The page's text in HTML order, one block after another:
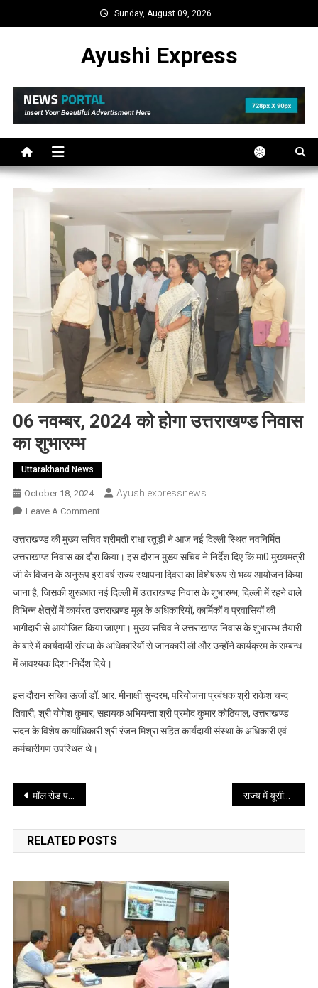
to
Sunday, August 09, 2026
Ayushi Express
06 नवम्बर, 2024 को होगा उत्तराखण्ड निवास
का शुभारम्भ
Uttarakhand News
October 18, 2024 Ayushiexpressnews
Leave A CommentOn
नवम्बर,
2024
को
होगा
उत्तराखण्ड
निवास
का
शुभारम्भ
उत्तराखण्ड की मुख्य सचिव श्रीमती राधा रतूड़ी ने आज नई दिल्ली स्थित नवनिर्मित
उत्तराखण्ड निवास का दौरा किया। इस दौरान मुख्य सचिव ने निर्देश दिए कि मा0 मुख्यमंत्री
जी के विजन के अनुरूप इस वर्ष राज्य स्थापना दिवस का विशेषरूप से भव्य आयोजन किया
जाना है, जिसकी शुरूआत नई दिल्ली में उत्तराखण्ड निवास के शुभारम्भ, दिल्ली में रहने वाले
विभिन्न क्षेत्रों में कार्यरत उत्तराखण्ड मूल के अधिकारियों, कार्मिकों व प्रवासियों की
भागीदारी से आयोजित किया जाएगा। मुख्य सचिव ने उत्तराखण्ड निवास के शुभारम्भ तैयारी
के बारे में कार्यदायी संस्था के अधिकारियों से जानकारी ली और उन्होंने कार्यक्रम के सम्बन्ध
में आवश्यक दिशा-निर्देश दिये।
इस दौरान सचिव ऊर्जा डॉ. आर. मीनाक्षी सुन्दरम, परियोजना प्रबंधक श्री राकेश चन्द
तिवारी, श्री योगेश कुमार, सहायक अभियन्ता श्री प्रमोद कुमार कोठियाल, उत्तराखण्ड
सदन के विशेष कार्याधिकारी श्री रंजन मिश्रा सहित कार्यदायी संस्था के अधिकारी एवं
कर्मचारीगण उपस्थित थे।
Post
navigation
मॉल रोड पर निर्धारित समय पर पर ही वाहनों को मिलेगी आवागमन की अनुमति डीएम ने एसडीएम को दिए समय सारणी निर्धारित करने के निर्देश राज्य में यूसीसी लागू करने के लिए कैबिनेट में जल्द तय की जाएगी तिथि- मुख्यमंत्री
RELATED POSTS